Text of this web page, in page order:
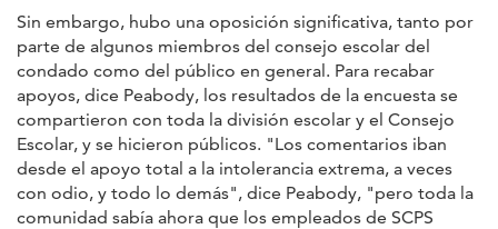
Sin embargo, hubo una oposición significativa, tanto por
parte de algunos miembros del consejo escolar del
condado como del público en general. Para recabar
apoyos, dice Peabody, los resultados de la encuesta se
compartieron con toda la división escolar y el Consejo
Escolar, y se hicieron públicos. "Los comentarios iban
desde el apoyo total a la intolerancia extrema, a veces
con odio, y todo lo demás", dice Peabody, "pero toda la
comunidad sabía ahora que los empleados de SCPS